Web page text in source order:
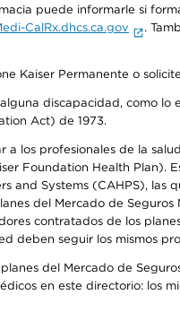
puede informarle si
CalRx.dhcs.ca.gov
.
Kaiser Permanente o
discapacidad, como
Act) de 1973.
los profesionales de la
Foundation Health Plan).
Systems (CAHPS), las
del Mercado de Seguros
contratados de los
deben seguir los mismos
del Mercado de
en este directorio: los